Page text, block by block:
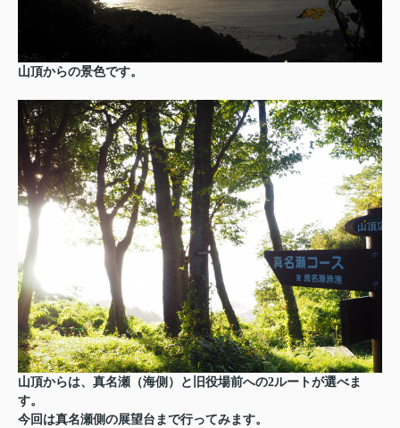
山頂からの景色です。
山頂からは、真名瀬（海側）と旧役場前への2ルートが選べま
す。
今回は真名瀬側の展望台まで行ってみます。